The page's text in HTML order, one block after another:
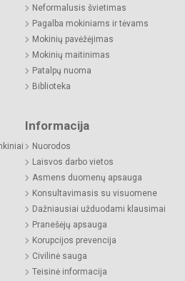
Neformalusis švietimas
Pagalba mokiniams ir tėvams
Mokinių pavėžėjimas
Mokinių maitinimas
Patalpų nuoma
Biblioteka
Informacija
Nuorodos
Laisvos darbo vietos
Asmens duomenų apsauga
Konsultavimasis su visuomene
Dažniausiai užduodami klausimai
Pranešėjų apsauga
Korupcijos prevencija
Civilinė sauga
Teisinė informacija